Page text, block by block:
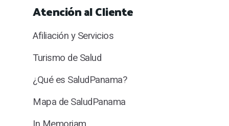
Atención al Cliente
Afiliación y Servicios
Turismo de Salud
¿Qué es SaludPanama?
Mapa de SaludPanama